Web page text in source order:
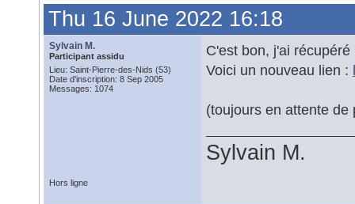
Thu 16 June 2022 16:18
Sylvain M.
Participant assidu
Lieu: Saint-Pierre-des-Nids (53)
Date d'inscription: 8 Sep 2005
Messages: 1074
C'est bon, j'ai récupéré
Voici un nouveau lien :
(toujours en attente
Sylvain M.
Hors ligne